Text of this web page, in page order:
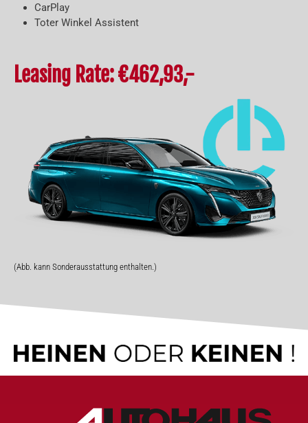
CarPlay
Toter Winkel Assistent
Leasing Rate: €462,93,-
(Abb. kann Sonderausstattung enthalten.)